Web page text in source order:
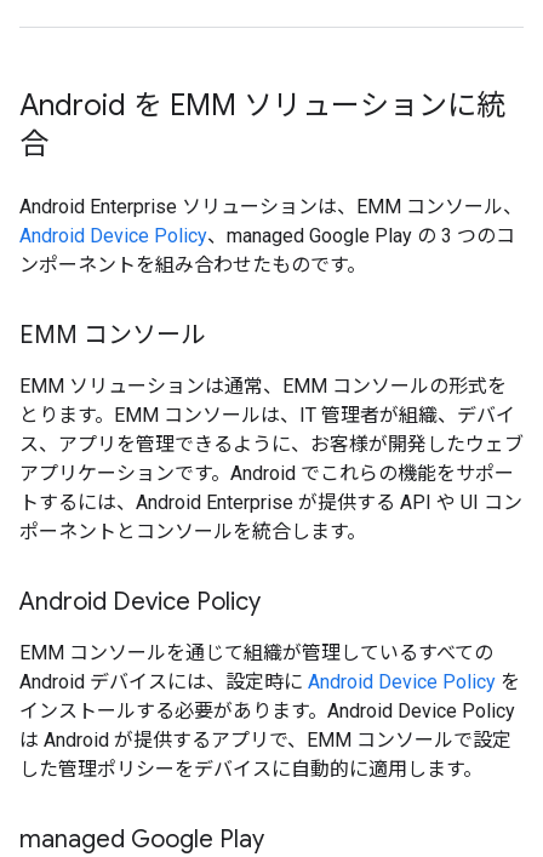
Android を EMM ソリューションに統
合
Android Enterprise ソリューションは、EMM コンソール、
Android Device Policy、managed Google Play の 3 つのコ
ンポーネントを組み合わせたものです。
EMM コンソール
EMM ソリューションは通常、EMM コンソールの形式を
とります。EMM コンソールは、IT 管理者が組織、デバイ
ス、アプリを管理できるように、お客様が開発したウェブ
アプリケーションです。Android でこれらの機能をサポー
トするには、Android Enterprise が提供する API や UI コン
ポーネントとコンソールを統合します。
Android Device Policy
EMM コンソールを通じて組織が管理しているすべての
Android デバイスには、設定時に Android Device Policy を
インストールする必要があります。Android Device Policy
は Android が提供するアプリで、EMM コンソールで設定
した管理ポリシーをデバイスに自動的に適用します。
managed Google Play